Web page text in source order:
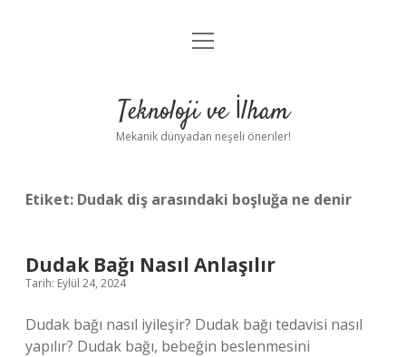
Anasayfa
Yasal Uyarı
menüyü
Teknoloji ve İlham
Mekanik dünyadan neşeli öneriler!
Etiket: Dudak diş arasındaki boşluğa ne denir
Dudak Bağı Nasıl Anlaşılır
Tarih: Eylül 24, 2024
Dudak bağı nasıl iyileşir? Dudak bağı tedavisi nasıl
yapılır? Dudak bağı, bebeğin beslenmesini